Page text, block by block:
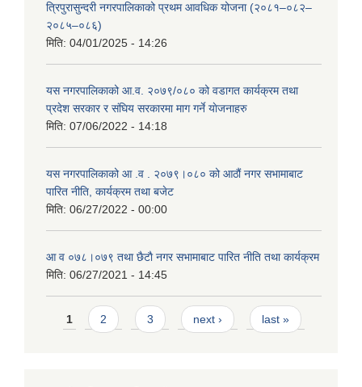
त्रिपुरासुन्दरी नगरपालिकाको प्रथम आवधिक योजना (२०८१–०८२–
२०८५–०८६)
मिति: 04/01/2025 - 14:26
यस नगरपालिकाको आ.व. २०७९/०८० को वडागत कार्यक्रम तथा
प्रदेश सरकार र संघिय सरकारमा माग गर्ने याेजनाहरु
मिति: 07/06/2022 - 14:18
यस नगरपालिकाको आ‍ .व . २०७९।०८० को आठौं नगर सभामाबाट
पारित नीति, कार्यक्रम तथा बजेट
मिति: 06/27/2022 - 00:00
आ‍ व ०७८।०७९ तथा छैटाै नगर सभामाबाट पारित नीति तथा कार्यक्रम
मिति: 06/27/2021 - 14:45
Pages
1 2 3 next › last »